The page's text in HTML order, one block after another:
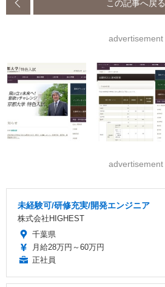
この記事へ戻る
advertisement
advertisement
未経験可/研修充実/開発エンジニア
株式会社HIGHEST
千葉県
月給28万円～60万円
正社員